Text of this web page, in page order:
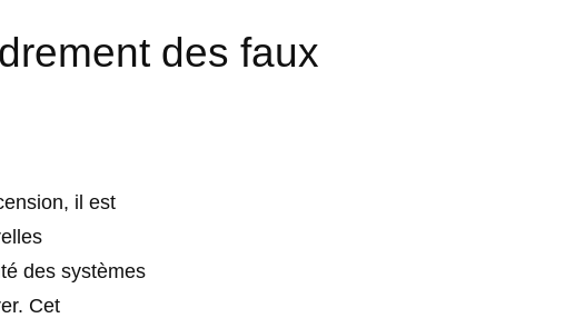
des faux
il est
des systèmes
Cet